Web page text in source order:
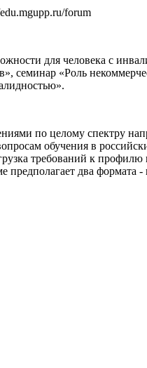
forum
для человека с
семинар «Роль
по целому спектру
обучения в
требований к
предполагает два формата